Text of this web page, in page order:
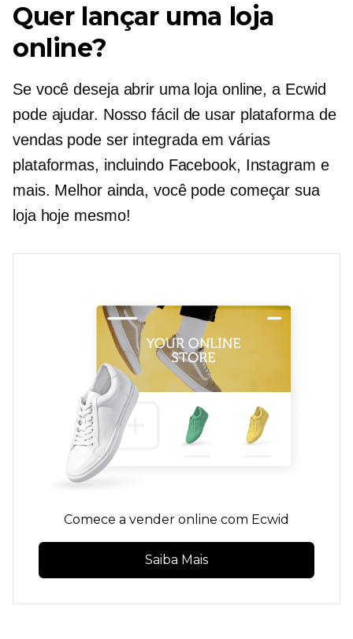
Quer lançar uma loja
online?
Se você deseja abrir uma loja online, a Ecwid
pode ajudar. Nossofácil de usarplataforma de
vendas pode ser integrada em várias
plataformas, incluindo Facebook, Instagram e
mais. Melhor ainda, você pode começar sua
loja hoje mesmo!
Comece a vender online com Ecwid
Saiba Mais